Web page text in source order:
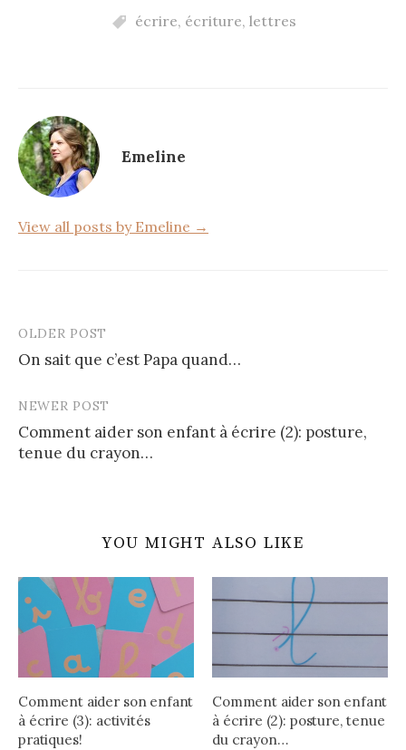
o
k
taécrire, écriture, lettres
Emeline
View all posts by Emeline →
Post
navigation
OLDER POST
On sait que c’est Papa quand…
NEWER POST
Comment aider son enfant à écrire (2): posture,
tenue du crayon…
YOU MIGHT ALSO LIKE
Comment aider son enfant
à écrire (3): activités
pratiques!
Comment aider son enfant
à écrire (2): posture, tenue
du crayon…